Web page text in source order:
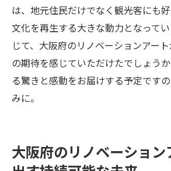
は、地元住民だけでなく観光客にも
文化を再生する大きな動力となって
じて、大阪府のリノベーションアー
の期待を感じていただけたでしょう
る驚きと感動をお届けする予定です
みに。
大阪府のリノベーション